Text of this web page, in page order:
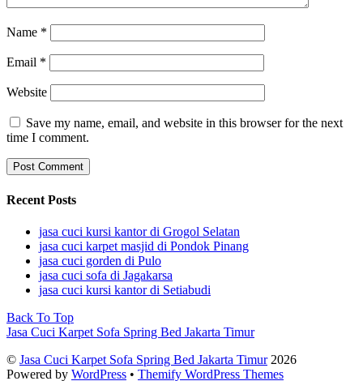
Name *
Email *
Website
Save my name, email, and website in this browser for the next
time I comment.
Recent Posts
jasa cuci kursi kantor di Grogol Selatan
jasa cuci karpet masjid di Pondok Pinang
jasa cuci gorden di Pulo
jasa cuci sofa di Jagakarsa
jasa cuci kursi kantor di Setiabudi
Back To Top
Jasa Cuci Karpet Sofa Spring Bed Jakarta Timur
© Jasa Cuci Karpet Sofa Spring Bed Jakarta Timur2026
Powered by WordPress • Themify WordPress Themes